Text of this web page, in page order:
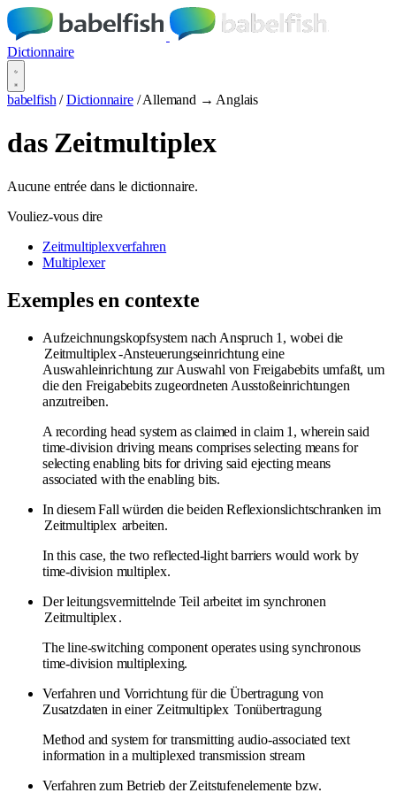
Dictionnaire
babelfish / Dictionnaire / Allemand → Anglais
das Zeitmultiplex
Aucune entrée dans le dictionnaire.
Vouliez-vous dire
Zeitmultiplexverfahren
Multiplexer
Exemples en contexte
Aufzeichnungskopfsystem nach Anspruch 1, wobei die
Zeitmultiplex-Ansteuerungseinrichtung eine
Auswahleinrichtung zur Auswahl von Freigabebits umfaßt, um
die den Freigabebits zugeordneten Ausstoßeinrichtungen
anzutreiben.
A recording head system as claimed in claim 1, wherein said
time-division driving means comprises selecting means for
selecting enabling bits for driving said ejecting means
associated with the enabling bits.
In diesem Fall würden die beiden Reflexionslichtschranken im
Zeitmultiplex arbeiten.
In this case, the two reflected-light barriers would work by
time-division multiplex.
Der leitungsvermittelnde Teil arbeitet im synchronen
Zeitmultiplex.
The line-switching component operates using synchronous
time-division multiplexing.
Verfahren und Vorrichtung für die Übertragung von
Zusatzdaten in einer Zeitmultiplex Tonübertragung
Method and system for transmitting audio-associated text
information in a multiplexed transmission stream
Verfahren zum Betrieb der Zeitstufenelemente bzw.